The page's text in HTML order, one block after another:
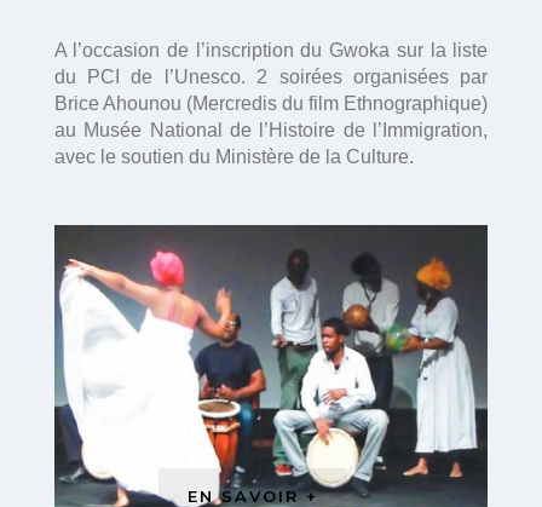
A l’occasion de l’inscription du Gwoka sur la liste
du PCI de l’Unesco. 2 soirées organisées par
Brice Ahounou (Mercredis du film Ethnographique)
au Musée National de l’Histoire de l’Immigration,
avec le soutien du Ministère de la Culture.
EN SAVOIR +